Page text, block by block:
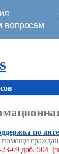
по
помощи
23-69 доб. 504